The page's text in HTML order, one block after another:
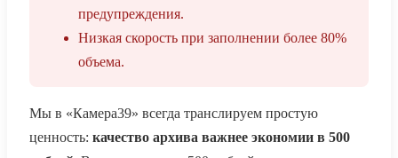
предупреждения.
Низкая скорость при заполнении более 80%
объема.
Мы в «Камера39» всегда транслируем простую
ценность: качество архива важнее экономии в 500